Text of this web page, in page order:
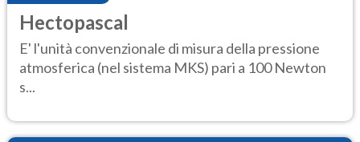
Hectopascal
E' l'unità convenzionale di misura della pressione
atmosferica (nel sistema MKS) pari a 100 Newton
s...